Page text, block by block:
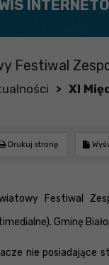
Festiwal
> XI
Drukuj stronę
Festiwal
Gminę
nie posiadające